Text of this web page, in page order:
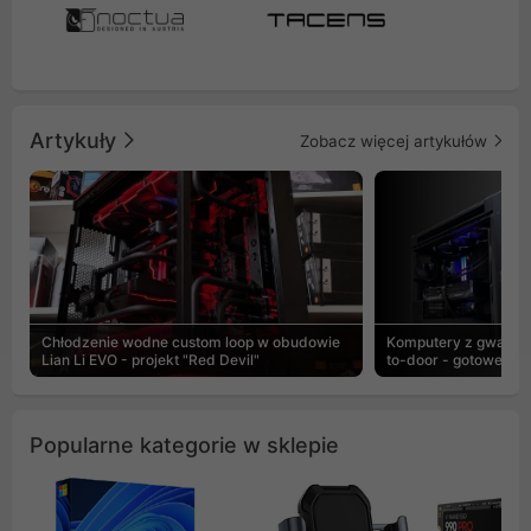
Artykuły Zobacz więcej artykułów
Chłodzenie wodne custom loop w obudowie
Lian Li EVO - projekt "Red Devil"
Komputery z
to-door - gotowe
Popularne kategorie w sklepie